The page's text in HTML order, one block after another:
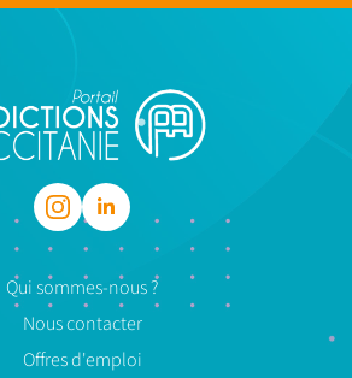
Qui sommes-nous ?
Nous contacter
Offres d'emploi